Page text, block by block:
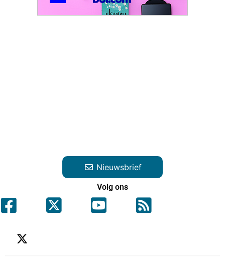
Nieuwsbrief
Volg ons